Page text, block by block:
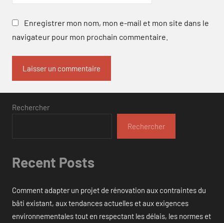
Enregistrer mon nom, mon e-mail et mon site dans le
navigateur pour mon prochain commentaire.
Rechercher
Rechercher
Recent Posts
Comment adapter un projet de rénovation aux contraintes du
bâti existant, aux tendances actuelles et aux exigences
environnementales tout en respectant les délais, les normes et